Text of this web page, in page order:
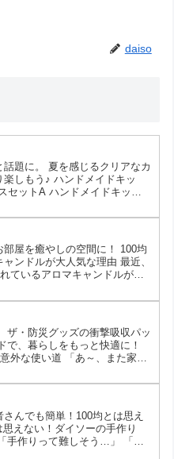
daiso
題に。 夏を感じるクリアなカ
しもう♪ ハンドメイドキッ
ットA ハンドメイドキッ
ットC ハンドメイドキッ
ットD ハンドメイドキッ
ットE ハンドメイドキッ
セットF ハ...
屋を癒やしの空間に！ 100均
ンドルが大人気な理由 最近、
ているアロマキャンドルが、
底解剖！お部屋を癒やしの空
紹介します。 なぜダイソーの
インの豊富さ ダイソーのアロ
、おしゃれなもの...
ザ・防災グッズの衝撃吸収パッ
で、暮らしをもっと快適に！
外な使い道 「あ～、また家具
吸収パッド」を使えば、そん
回は、ダイソーの衝撃吸収パ
介します。 ダイソーの衝撃吸
の衝撃吸収パッ...
んでも簡単！100均とは思え
えない！ダイソーの手作り
手作りって難しそう…」 「何